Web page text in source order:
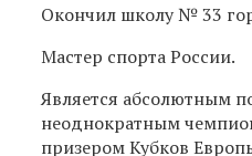
Окончил школу № 33
Мастер спорта России.
Является абсолютным
неоднократным
призером Кубков